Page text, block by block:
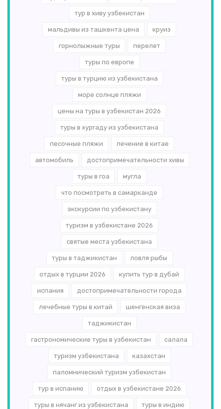
тур в хиву узбекистан
мальдивы из ташкента цена круиз
горнолыжные туры перелет
туры по европе
туры в турцию из узбекистана
море солнце пляжи
цены на туры в узбекистан 2026
туры в хургаду из узбекистана
песочные пляжи лечение в китае
автомобиль достопримечательности хивы
туры в гоа мугла
что посмотреть в самарканде
экскурсии по узбекистану
туризм в узбекистане 2026
святые места узбекистана
туры в таджикистан ловля рыбы
отдых в турции 2026 купить тур в дубай
испания достопримечательности города
лечебные туры в китай шенгенская виза
таджикистан
гастрономические туры в узбекистан салала
туризм узбекистана казахстан
паломнический туризм узбекистан
тур в испанию отдых в узбекистане 2026
туры в нячанг из узбекистана туры в индию